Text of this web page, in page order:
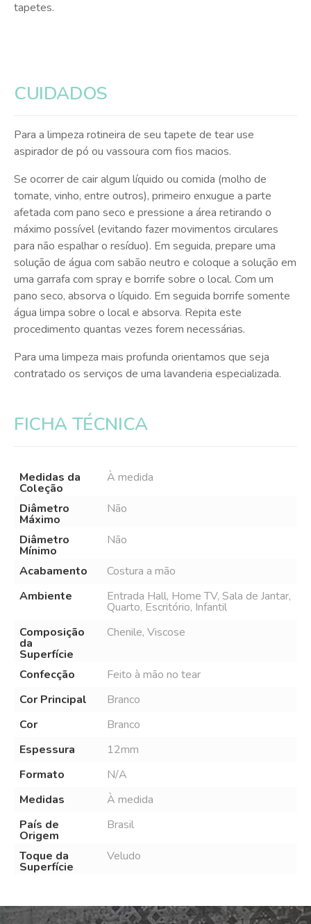
tapetes.
CUIDADOS
Para a limpeza rotineira de seu tapete de tear use
aspirador de pó ou vassoura com fios macios.
Se ocorrer de cair algum líquido ou comida (molho de
tomate, vinho, entre outros), primeiro enxugue a parte
afetada com pano seco e pressione a área retirando o
máximo possível (evitando fazer movimentos circulares
para não espalhar o resíduo). Em seguida, prepare uma
solução de água com sabão neutro e coloque a solução em
uma garrafa com spray e borrife sobre o local. Com um
pano seco, absorva o líquido. Em seguida borrife somente
água limpa sobre o local e absorva. Repita este
procedimento quantas vezes forem necessárias.
Para uma limpeza mais profunda orientamos que seja
contratado os serviços de uma lavanderia especializada.
FICHA TÉCNICA
Medidas da
Coleção
À medida
Diâmetro
Máximo
Não
Diâmetro
Mínimo
Não
Acabamento
Costura a mão
Ambiente
Entrada Hall, Home TV, Sala de Jantar,
Quarto, Escritório, Infantil
Composição
da
Superfície
Chenile, Viscose
Confecção
Feito à mão no tear
Cor Principal
Branco
Cor
Branco
Espessura
12mm
Formato
N/A
Medidas
À medida
País de
Origem
Brasil
Toque da
Superfície
Veludo